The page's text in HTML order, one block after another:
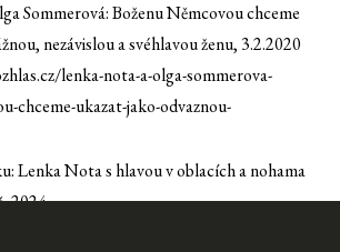
Sommerová: Boženu Němcovou chceme
nezávislou a svéhlavou ženu, 3.2.2020
lenka-nota-a-olga-sommerova-
chceme-ukazat-jako-odvaznou-
Lenka Nota s hlavou v oblacích a nohama
2024